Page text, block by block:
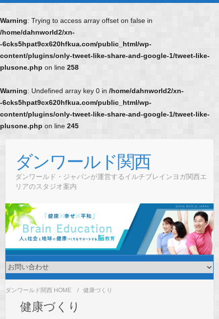
Warning: Trying to access array offset on false in
/home/dahnworld2/xn-
-6cks5hpat9cx620hfkua.com/public_html/wp-
content/plugins/only-tweet-like-share-and-google-1/tweet-like-
plusone.php on line 258
Warning: Undefined array key 0 in /home/dahnworld2/xn-
-6cks5hpat9cx620hfkua.com/public_html/wp-
content/plugins/only-tweet-like-share-and-google-1/tweet-like-
plusone.php on line 245
contentダンワールド関西
ダンワールド・ジャパンが運営するイルチブレインヨガ関西エ
リアのスタジオ案内
ダンワールド関西 HOME 健康づくり
健康づくり